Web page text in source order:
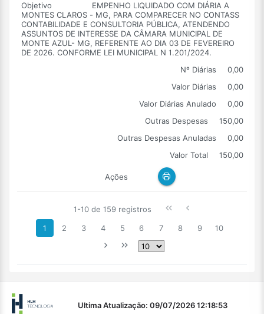
Objetivo
EMPENHO LIQUIDADO COM DIÁRIA A
MONTES CLAROS - MG, PARA COMPARECER NO CONTASS
CONTABILIDADE E CONSULTORIA PÚBLICA, ATENDENDO
ASSUNTOS DE INTERESSE DA CÂMARA MUNICIPAL DE
MONTE AZUL- MG, REFERENTE AO DIA 03 DE FEVEREIRO
DE 2026. CONFORME LEI MUNICIPAL N 1.201/2024.
Nº Diárias
0,00
Valor Diárias
0,00
Valor Diárias Anulado
0,00
Outras Despesas
150,00
Outras Despesas Anuladas
0,00
Valor Total
150,00
Ações
1-10 de 159 registros
1
2 3 4 5 6 7 8 9 10
Ultima Atualização: 09/07/2026 12:18:53